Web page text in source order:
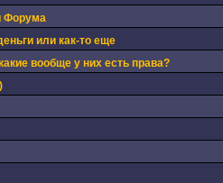
Форума
или как-то еще
вообще у них есть права?